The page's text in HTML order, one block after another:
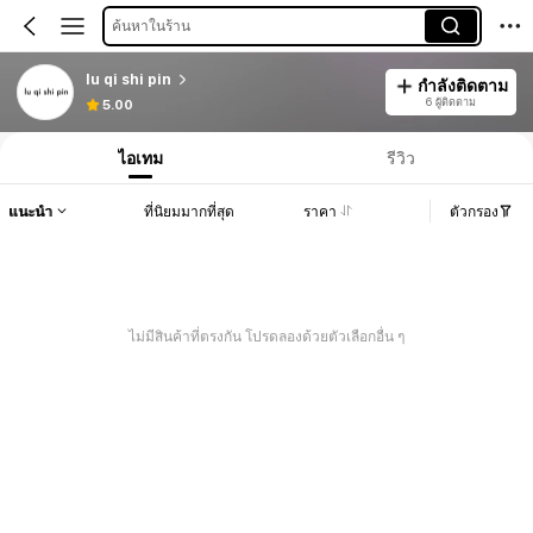
ค้นหาในร้าน
lu qi shi pin
5.00
กำลังติดตาม
6 ผู้ติดตาม
ไอเทม รีวิว
แนะนำ ที่นิยมมากที่สุด ราคา ตัวกรอง
ไม่มีสินค้าที่ตรงกัน โปรดลองด้วยตัวเลือกอื่น ๆ